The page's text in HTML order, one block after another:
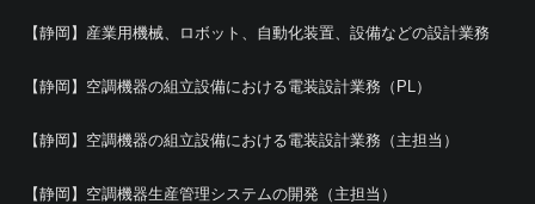
【静岡】産業用機械、ロボット、自動化装置、設備などの設計業務
【静岡】空調機器の組立設備における電装設計業務（PL）
【静岡】空調機器の組立設備における電装設計業務（主担当）
【静岡】空調機器生産管理システムの開発（主担当）